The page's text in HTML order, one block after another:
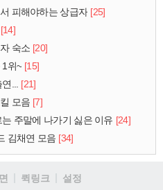
피해야하는 상급자 [25]
[14]
숙소 [20]
1위~ [15]
...
[21]
모음 [7]
주말에 나가기 싫은 이유 [24]
김채연 모음 [34]
퀵링크 설정